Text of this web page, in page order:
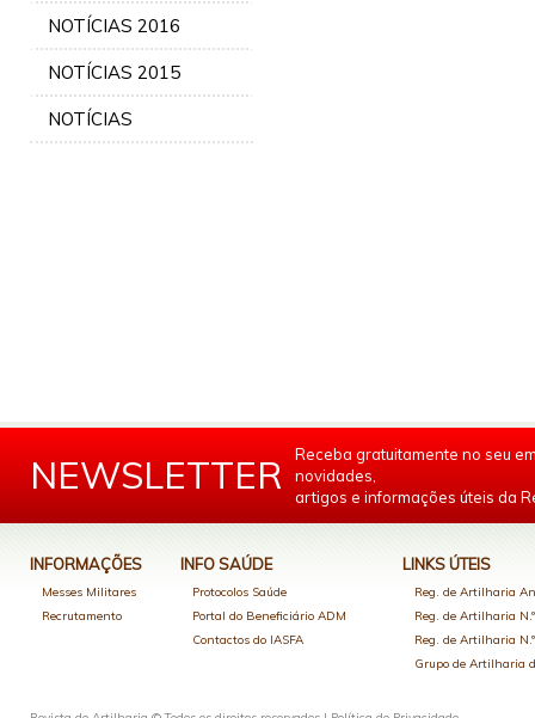
NOTÍCIAS 2016
NOTÍCIAS 2015
NOTÍCIAS
NEWSLETTER
Receba gratuitamente no seu
novidades,
artigos e informações úteis da
INFORMAÇÕES
Messes Militares
Recrutamento
INFO SAÚDE
Protocolos Saúde
Portal do Beneficiário ADM
Contactos do IASFA
LINKS ÚTEIS
Reg. de Artilharia
Reg. de Artilharia
Reg. de Artilharia
Grupo de Artilharia